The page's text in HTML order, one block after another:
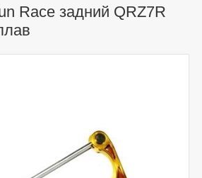
Race задний QRZ7R